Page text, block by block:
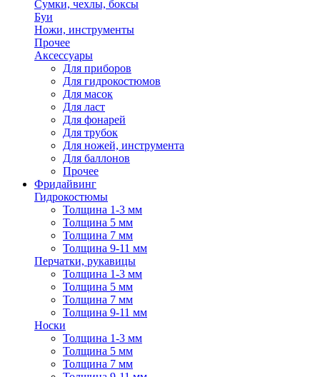
Сумки, чехлы, боксы
Буи
Ножи, инструменты
Прочее
Аксессуары
Для приборов
Для гидрокостюмов
Для масок
Для ласт
Для фонарей
Для трубок
Для ножей, инструмента
Для баллонов
Прочее
Фридайвинг
Гидрокостюмы
Толщина 1-3 мм
Толщина 5 мм
Толщина 7 мм
Толщина 9-11 мм
Перчатки, рукавицы
Толщина 1-3 мм
Толщина 5 мм
Толщина 7 мм
Толщина 9-11 мм
Носки
Толщина 1-3 мм
Толщина 5 мм
Толщина 7 мм